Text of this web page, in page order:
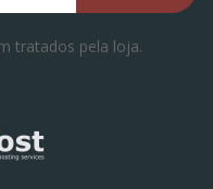
tratados pela loja.